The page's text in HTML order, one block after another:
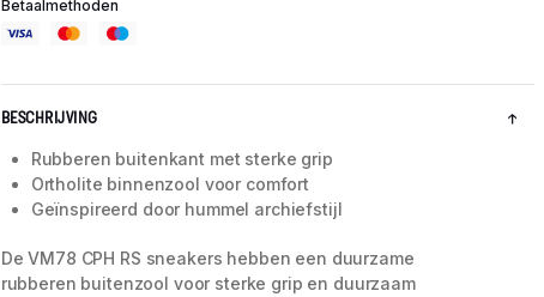
Betaalmethoden
BESCHRIJVING
Rubberen buitenkant met sterke grip
Ortholite binnenzool voor comfort
Geïnspireerd door hummel archiefstijl
De VM78 CPH RS sneakers hebben een duurzame
rubberen buitenzool voor sterke grip en duurzaam